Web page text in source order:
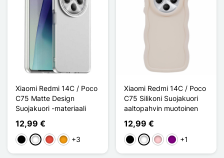
Xiaomi Redmi 14C / Poco
C75 Matte Design
Suojakuori -materiaali
12,99 €
MustaValkoinen
Punainen
Oranssi
+3
Xiaomi Redmi 14C / Poco
C75 Silikoni Suojakuori
aaltopahvin muotoinen
12,99 €
MustaValkoinen
PinkkiViolet
+1